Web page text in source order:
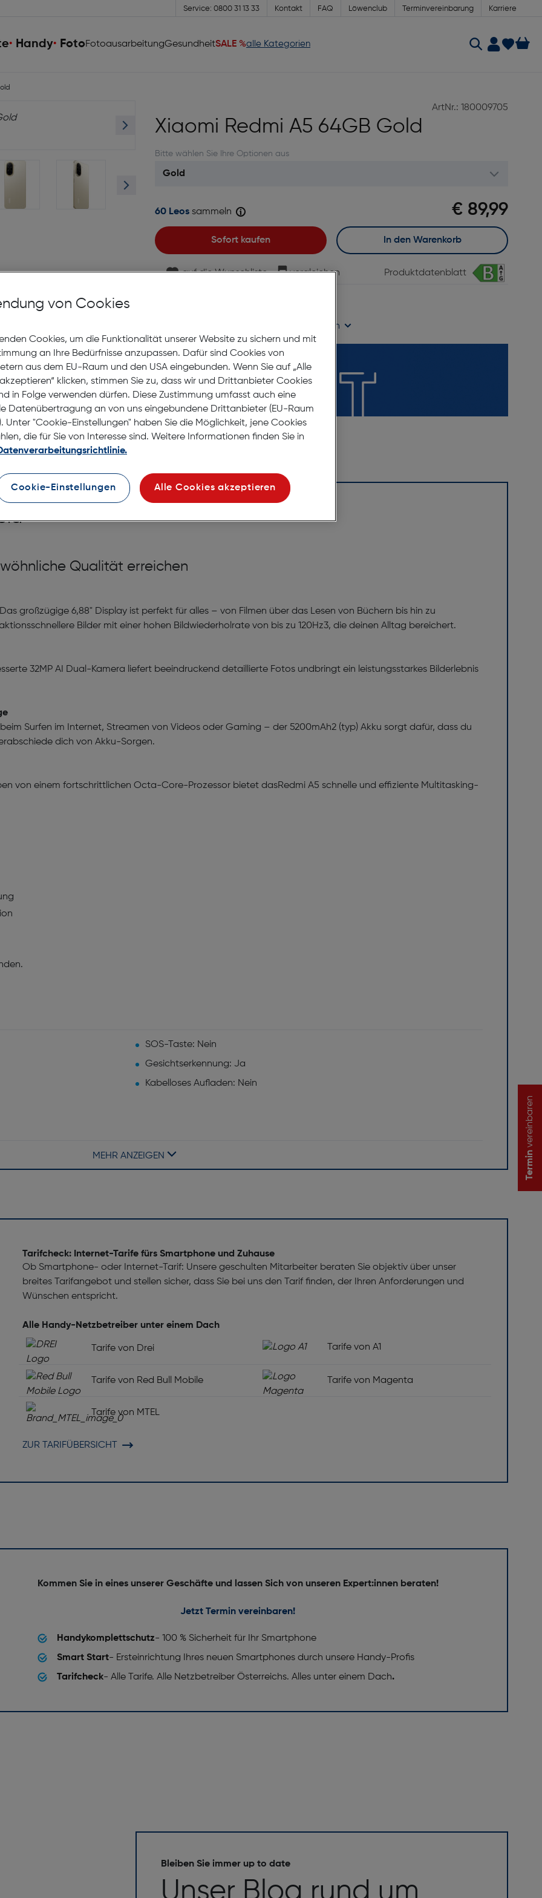
Service: 0800 31 13 33 Kontakt FAQ Löwenclub Terminvereinbarung Karriere
Handy FotoFotoausarbeitungGesundheitSALE %alle Kategorien
ArtNr.: 180009705
Xiaomi Redmi A5 64GB Gold
Bitte wählen Sie Ihre Optionen aus
€ 89,99
60 Leos sammeln
Sofort kaufen In den Warenkorb
auf die Wunschliste vergleichen Produktdatenblatt
Verfügbarkeit prüfen
Qualität erreichen
großzügige 6,88" Display ist perfekt für alles – von Filmen über das Lesen von Büchern bis hin zu
Bilder mit einer hohen Bildwiederholrate von bis zu 120Hz3, die deinen Alltag bereichert.
32MP AI Dual-Kamera liefert beeindruckend detaillierte Fotos undbringt ein leistungsstarkes Bilderlebnis
Surfen im Internet, Streamen von Videos oder Gaming – der 5200mAh2 (typ) Akku sorgt dafür, dass du
dich von Akku-Sorgen.
von einem fortschrittlichen Octa-Core-Prozessor bietet dasRedmi A5 schnelle und effiziente Multitasking-
SOS-Taste: Nein
Gesichtserkennung: Ja
Kabelloses Aufladen: Nein
Formfaktor: Balken
FLAC, M4A, Mittel,
Touchscreen: Ja
Auflösung Frontkamera (numerisch) [MP]: 8
Pixelgröße Rückfahrkamera [m]: 32
MEHR ANZEIGEN
Tarifcheck: Internet-Tarife fürs Smartphone und Zuhause
Ob Smartphone- oder Internet-Tarif: Unsere geschulten Mitarbeiter beraten Sie objektiv über unser
breites Tarifangebot und stellen sicher, dass Sie bei uns den Tarif finden, der Ihren Anforderungen und
Wünschen entspricht.
Alle Handy-Netzbetreiber unter einem Dach
Tarife von Drei Tarife von A1
Tarife von Red Bull Mobile Tarife von Magenta
Tarife von MTEL
ZUR TARIFÜBERSICHT
Kommen Sie in eines unserer Geschäfte und lassen Sich von unseren Expert:innen beraten!
Jetzt Termin vereinbaren!
Handykomplettschutz- 100 % Sicherheit für Ihr Smartphone
Smart Start- Ersteinrichtung Ihres neuen Smartphones durch unsere Handy-Profis
Tarifcheck- Alle Tarife. Alle Netzbetreiber Österreichs. Alles unter einem Dach.
Bleiben Sie immer up to date
Unser Blog rund um
Termin
vereinbaren
von Cookies
Cookies, um die Funktionalität unserer Website zu sichern und mit
an Ihre Bedürfnisse anzupassen. Dafür sind Cookies von
aus dem EU-Raum und den USA eingebunden. Wenn Sie auf „Alle
klicken, stimmen Sie zu, dass wir und Drittanbieter Cookies
in Folge verwenden dürfen. Diese Zustimmung umfasst auch eine
Datenübertragung an von uns eingebundene Drittanbieter (EU-Raum
Unter "Cookie-Einstellungen" haben Sie die Möglichkeit, jene Cookies
die für Sie von Interesse sind. Weitere Informationen finden Sie in
Cookie-Einstellungen Alle Cookies akzeptieren